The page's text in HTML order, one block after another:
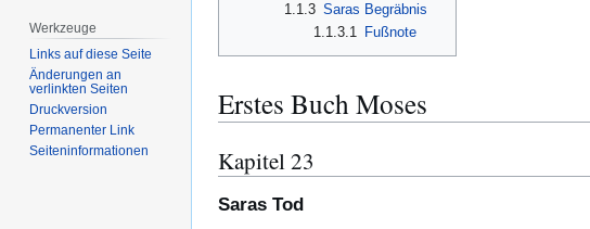
1.1.3 Saras Begräbnis
1.1.3.1
Fußnote
Erstes Buch Moses
Kapitel 23
Saras Tod
Werkzeuge
Links auf diese Seite
Änderungen an
verlinkten Seiten
Druckversion
Permanenter Link
Seiten­­informationen